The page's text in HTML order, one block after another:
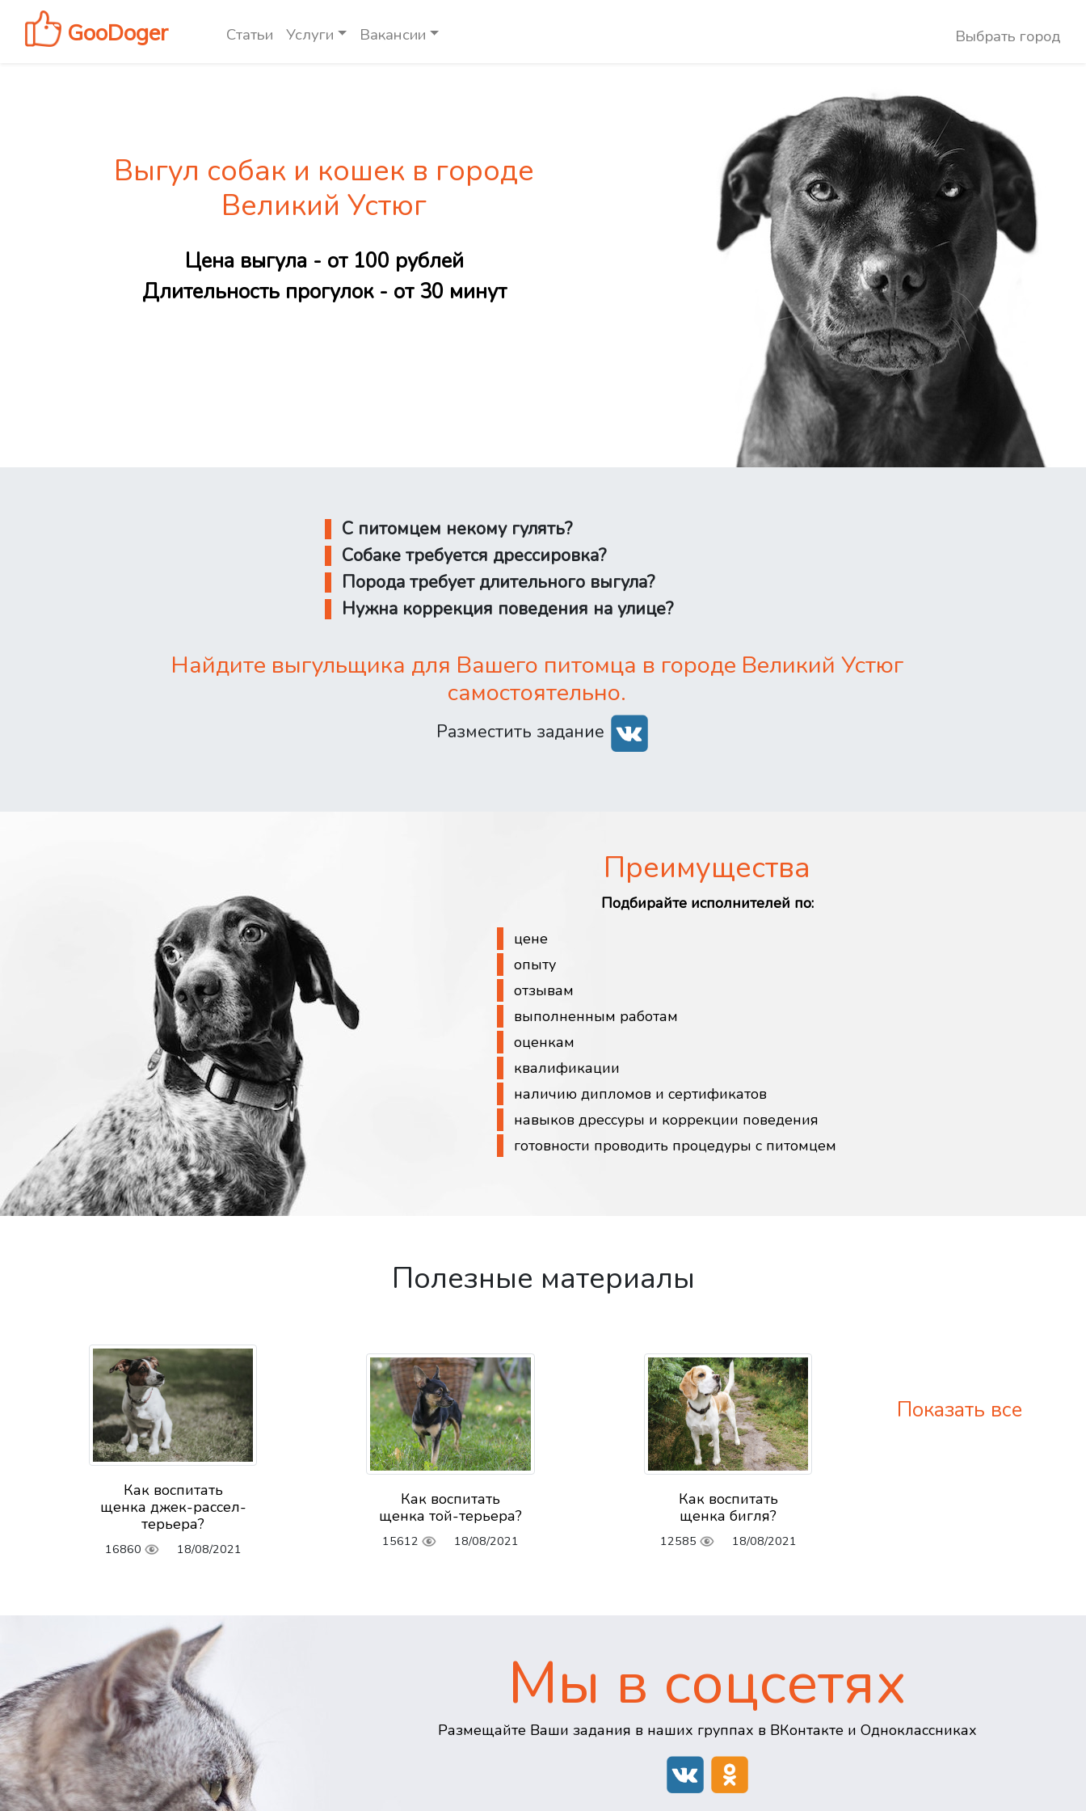
GooDoger Статьи Услуги Вакансии Выбрать город
Выгул собак и кошек в городе
Великий Устюг
Цена выгула - от 100 рублей
Длительность прогулок - от 30 минут
С питомцем некому гулять?
Собаке требуется дрессировка?
Порода требует длительного выгула?
Нужна коррекция поведения на улице?
Найдите выгульщика для Вашего питомца в городе Великий Устюг
самостоятельно.
Разместить задание
Преимущества
Подбирайте исполнителей по:
цене
опыту
отзывам
выполненным работам
оценкам
квалификации
наличию дипломов и сертификатов
навыков дрессуры и коррекции поведения
готовности проводить процедуры с питомцем
Полезные материалы
Как воспитать
щенка джек-рассел-
терьера?
16860 18/08/2021
Как воспитать
щенка той-терьера?
15612 18/08/2021
Как воспитать
щенка бигля?
12585 18/08/2021
Показать все
Мы в соцсетях
Размещайте Ваши задания в наших группах в ВКонтакте и Одноклассниках